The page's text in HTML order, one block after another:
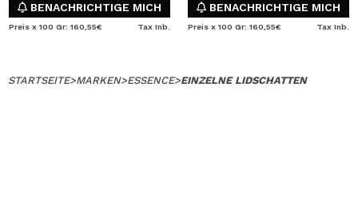
BENACHRICHTIGE MICH
Preis x 100 Gr: 160,55€ Tax Inb.
BENACHRICHTIGE MICH
Preis x 100 Gr: 160,55€ Tax Inb.
STARTSEITE>MARKEN>ESSENCE>EINZELNE LIDSCHATTEN